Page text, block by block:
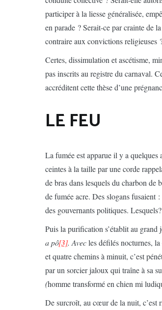
participer à la liesse généralisée,
en parade ? Serait-ce par crainte de
contraire aux convictions religieuses
Certes, dissimulation et ascétisme,
pas inscrits au registre du carnaval.
accréditent cette thèse d’une
LE FEU
La fumée est apparue il y a
ceintes à la taille par une corde
de bras dans lesquels du charbon de
de fumée acre. Des slogans fusaient
des gouvernants politiques. Lesquels?
Puis la purification s’établit au
a pô[3]. Avecles défilés nocturnes,
et quatre chemins à minuit, c’est
par un sorcier jaloux qui traîne à sa
(homme transformé en chien mi
De surcroît, au cœur de la nuit, c’est